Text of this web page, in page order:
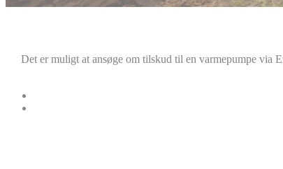
Det er muligt at ansøge om tilskud til en varmepumpe via